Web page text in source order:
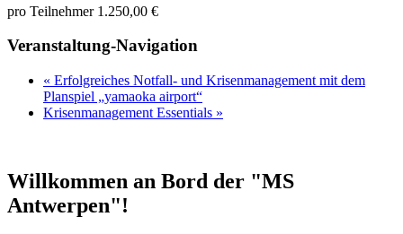
pro Teilnehmer 1.250,00 €
Veranstaltung-Navigation
« Erfolgreiches Notfall- und Krisenmanagement mit dem
Planspiel „yamaoka airport“
Krisenmanagement Essentials »
Willkommen an Bord der "MS
Antwerpen"!